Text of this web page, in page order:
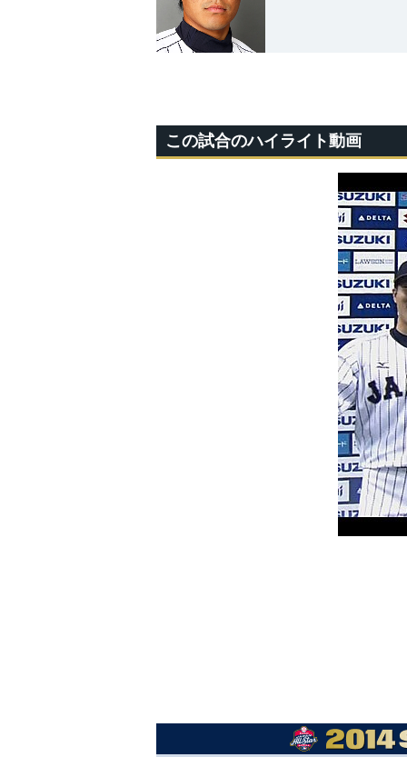
この試合のハイライト動画